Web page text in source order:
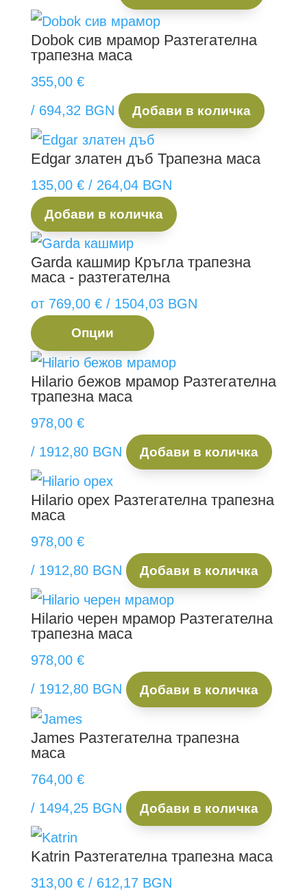
Dobok сив мраморРазтегателна
трапезна маса
355,00 €
/ 694,32 BGN
Добави в количка
Edgar златен дъб Трапезна маса
135,00 € / 264,04 BGN
Добави в количка
Garda кашмирКръгла трапезна
маса - разтегателна
от 769,00 € / 1504,03 BGN
Опции
This
has
options
product
page
Hilario бежов мраморРазтегателна
трапезна маса
978,00 €
/ 1912,80 BGN
Добави в количка
Hilario орехРазтегателна трапезна
маса
978,00 €
/ 1912,80 BGN
Добави в количка
Hilario черен мраморРазтегателна
трапезна маса
978,00 €
/ 1912,80 BGN
Добави в количка
JamesРазтегателна трапезна
маса
764,00 €
/ 1494,25 BGN
Добави в количка
Katrin Разтегателна трапезна маса
313,00 € / 612,17 BGN